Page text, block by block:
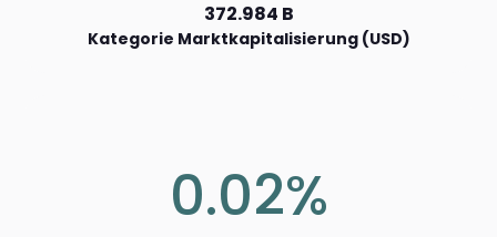
372.984 B
Kategorie Marktkapitalisierung (USD)
0.02%